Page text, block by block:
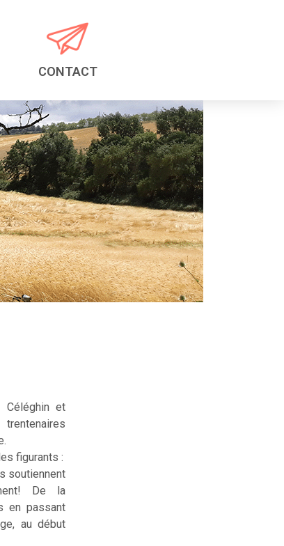
CONTACT
Céléghin et
figurants :
soutiennent
De la
en passant
au début